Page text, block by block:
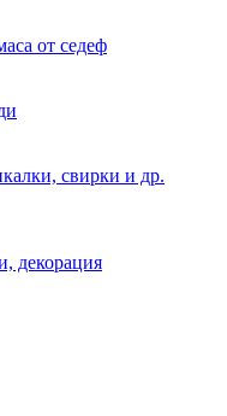
от седеф
свирки и др.
декорация